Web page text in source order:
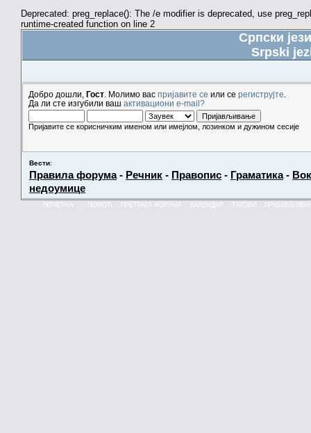
Deprecated: preg_replace(): The /e modifier is deprecated, use
runtime-created function on line 2
Српски
Srpski
Добро дошли, Гост . Молимо вас пријавите се или се региструјте
Да ли сте изгубили ваш активациони e-mail?
Пријавите се корисничким именом или имејлом, лозинком и дужином сесије
Вести:
Правила форума- Речник - Правопис - Граматика-
недоумице
КАЛЕНДАР